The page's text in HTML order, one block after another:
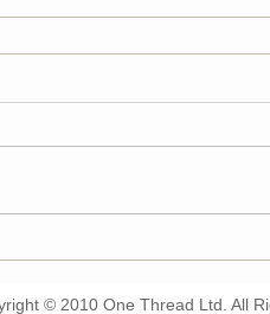
ソ、父の日キャンペーン
© 2010 One Thread Ltd. All